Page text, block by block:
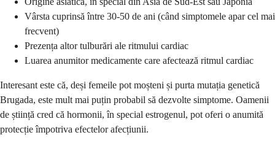
Vârsta cuprinsă între 30-50 de ani (când simptomele apar cel mai
frecvent)
Prezența altor tulburări ale ritmului cardiac
Luarea anumitor medicamente care afectează ritmul cardiac
Interesant este că, deși femeile pot moșteni și purta mutația genetică
Brugada, este mult mai puțin probabil să dezvolte simptome. Oamenii
de știință cred că hormonii, în special estrogenul, pot oferi o anumită
protecție împotriva efectelor afecțiunii.